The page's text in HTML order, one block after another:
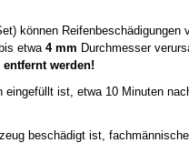
können
etwa 4 mm Durchmesser
werden!
ist, etwa 10 Minuten
beschädigt ist,